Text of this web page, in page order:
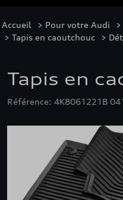
Accueil > Pour votre Audi >
> Tapis en caoutchouc >
Tapis en
Référence: 4K8061221B